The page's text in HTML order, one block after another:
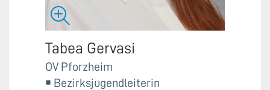
Tabea Gervasi
OV Pforzheim
￭ Bezirksjugendleiterin